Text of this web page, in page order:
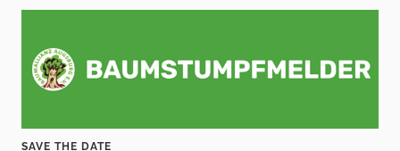
SAVE THE DATE